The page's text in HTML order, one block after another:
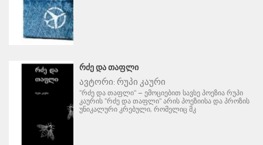
ᲠᲫᲔ ᲓᲐ ᲗᲐᲤᲚᲘ
ავტორი: რუპი კაური
"რძე და თაფლი" – ემოციებით სავსე პოეზია რუპი
კაურის "რძე და თაფლი" არის პოეზიისა და პროზის
უნიკალური კრებული, რომელიც მკ